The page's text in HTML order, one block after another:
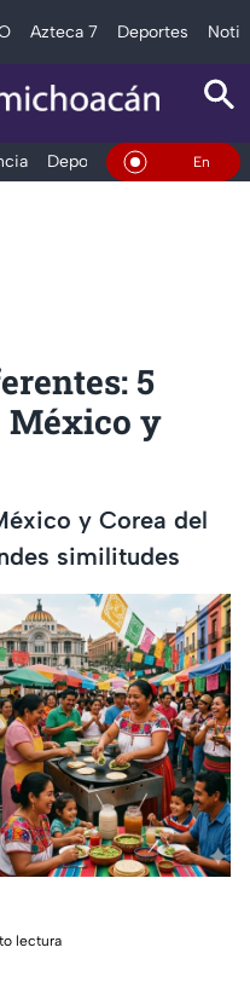
Azteca 7 Deportes
Deportes Espectáculos
En Vivo
5
México y
y Corea del
similitudes
lectura